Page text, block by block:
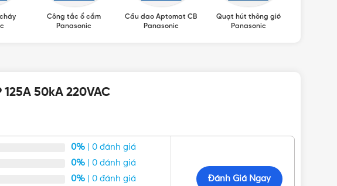
Công tắc ổ cắm
Panasonic
Cầu dao Aptomat CB
Panasonic
Quạt hút thông gió
Panasonic
50kA 220VAC
0% | 0 đánh giá
0% | 0 đánh giá
0% | 0 đánh giá
Đánh Giá Ngay